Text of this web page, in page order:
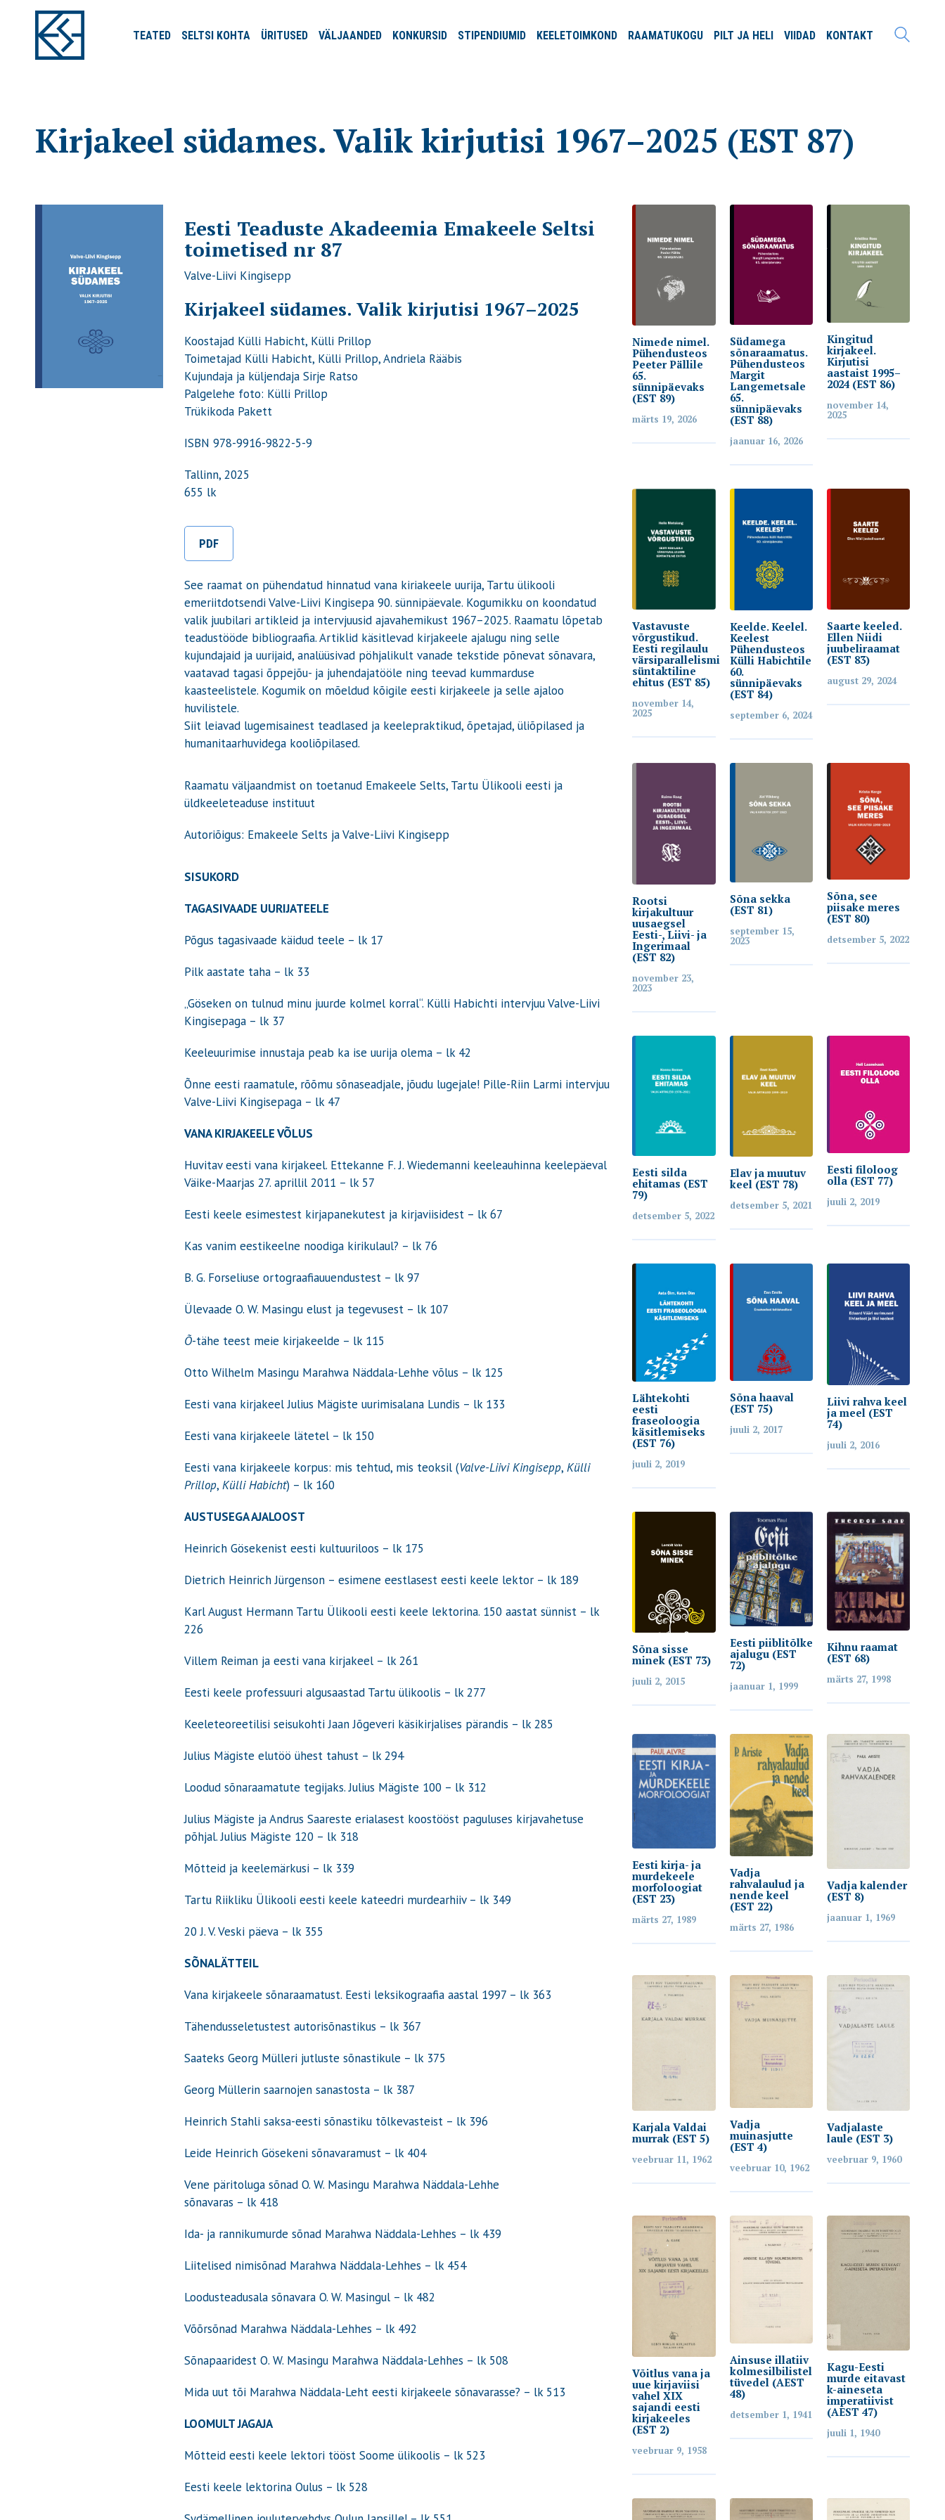
TEATED SELTSI KOHTA ÜRITUSED VÄLJAANDED KONKURSID STIPENDIUMID KEELETOIMKOND RAAMATUKOGU PILT JA HELI VIIDAD KONTAKT
Kirjakeel südames. Valik kirjutisi 1967–2025 (EST 87)
Eesti Teaduste Akadeemia Emakeele Seltsi
toimetised nr 87
Valve-Liivi Kingisepp
Kirjakeel südames. Valik kirjutisi 1967–2025
Koostajad Külli Habicht, Külli Prillop
Toimetajad Külli Habicht, Külli Prillop, Andriela Rääbis
Kujundaja ja küljendaja Sirje Ratso
Palgelehe foto: Külli Prillop
Trükikoda Pakett
ISBN 978-9916-9822-5-9
Tallinn, 2025
655 lk
PDF
See raamat on pühendatud hinnatud vana kiriakeele uurija, Tartu ülikooli
emeriitdotsendi Valve-Liivi Kingisepa 90. sünnipäevale. Kogumikku on koondatud
valik juubilari artikleid ja intervjuusid ajavahemikust 1967–2025. Raamatu lõpetab
teadustööde bibliograafia. Artiklid käsitlevad kirjakeele ajalugu ning selle
kujundajaid ja uurijaid, analüüsivad pöhjalikult vanade tekstide põnevat sõnavara,
vaatavad tagasi õppejõu- ja juhendajatööle ning teevad kummarduse
kaasteelistele. Kogumik on mõeldud kõigile eesti kirjakeele ja selle ajaloo
huvilistele.
Siit leiavad lugemisainest teadlased ja keelepraktikud, õpetajad, üliõpilased ja
humanitaarhuvidega kooliõpilased.
Raamatu väljaandmist on toetanud Emakeele Selts, Tartu Ülikooli eesti ja
üldkeeleteaduse instituut
Autoriõigus: Emakeele Selts ja Valve-Liivi Kingisepp
SISUKORD
TAGASIVAADE UURIJATEELE
Põgus tagasivaade käidud teele – lk 17
Pilk aastate taha – lk 33
„Göseken on tulnud minu juurde kolmel korral“. Külli Habichti intervjuu Valve-Liivi
Kingisepaga – lk 37
Keeleuurimise innustaja peab ka ise uurija olema – lk 42
Õnne eesti raamatule, rõõmu sõnaseadjale, jõudu lugejale! Pille-Riin Larmi intervjuu
Valve-Liivi Kingisepaga – lk 47
VANA KIRJAKEELE VÕLUS
Huvitav eesti vana kirjakeel. Ettekanne F. J. Wiedemanni keeleauhinna keelepäeval
Väike-Maarjas 27. aprillil 2011 – lk 57
Eesti keele esimestest kirjapanekutest ja kirjaviisidest – lk 67
Kas vanim eestikeelne noodiga kirikulaul? – lk 76
B. G. Forseliuse ortograafiauuendustest – lk 97
Ülevaade O. W. Masingu elust ja tegevusest – lk 107
Õ-tähe teest meie kirjakeelde – lk 115
Otto Wilhelm Masingu Marahwa Näddala-Lehhe võlus – lk 125
Eesti vana kirjakeel Julius Mägiste uurimisalana Lundis – lk 133
Eesti vana kirjakeele lätetel – lk 150
Eesti vana kirjakeele korpus: mis tehtud, mis teoksil (Valve-Liivi Kingisepp,Külli
Prillop,Külli Habicht) – lk 160
AUSTUSEGA AJALOOST
Heinrich Gösekenist eesti kultuuriloos – lk 175
Dietrich Heinrich Jürgenson – esimene eestlasest eesti keele lektor – lk 189
Karl August Hermann Tartu Ülikooli eesti keele lektorina. 150 aastat sünnist – lk
226
Villem Reiman ja eesti vana kirjakeel – lk 261
Eesti keele professuuri algusaastad Tartu ülikoolis – lk 277
Keeleteoreetilisi seisukohti Jaan Jõgeveri käsikirjalises pärandis – lk 285
Julius Mägiste elutöö ühest tahust – lk 294
Loodud sõnaraamatute tegijaks. Julius Mägiste 100 – lk 312
Julius Mägiste ja Andrus Saareste erialasest koostööst paguluses kirjavahetuse
põhjal. Julius Mägiste 120 – lk 318
Mõtteid ja keelemärkusi – lk 339
Tartu Riikliku Ülikooli eesti keele kateedri murdearhiiv – lk 349
20 J. V. Veski päeva – lk 355
SÕNALÄTTEIL
Vana kirjakeele sõnaraamatust. Eesti leksikograafia aastal 1997 – lk 363
Tähendusseletustest autorisõnastikus – lk 367
Saateks Georg Mülleri jutluste sõnastikule – lk 375
Georg Müllerin saarnojen sanastosta – lk 387
Heinrich Stahli saksa-eesti sõnastiku tõlkevasteist – lk 396
Leide Heinrich Gösekeni sõnavaramust – lk 404
Vene päritoluga sõnad O. W. Masingu Marahwa Näddala-Lehhe
sõnavaras – lk 418
Ida- ja rannikumurde sõnad Marahwa Näddala-Lehhes – lk 439
Liitelised nimisõnad Marahwa Näddala-Lehhes – lk 454
Loodusteadusala sõnavara O. W. Masingul – lk 482
Võõrsõnad Marahwa Näddala-Lehhes – lk 492
Sõnapaaridest О. W. Masingu Marahwa Näddala-Lehhes – lk 508
Mida uut tõi Marahwa Näddala-Leht eesti kirjakeele sõnavarasse? – lk 513
LOOMULT JAGAJA
Mõtteid eesti keele lektori tööst Soome ülikoolis – lk 523
Eesti keele lektorina Oulus – lk 528
Nimede nimel.
Pühendusteos
Peeter Pällile
65.
sünnipäevaks
(EST 89)
märts 19, 2026
Südamega
sõnaraamatus.
Pühendusteos
Margit
Langemetsale
65.
sünnipäevaks
(EST 88)
jaanuar 16, 2026
Kingitud
kirjakeel.
Kirjutisi
aastaist 1995–
2024 (EST 86)
november 14,
2025
Vastavuste
võrgustikud.
Eesti regilaulu
värsiparallelismi
süntaktiline
ehitus (EST 85)
november 14,
2025
Keelde. Keelel.
Keelest
Pühendusteos
Külli Habichtile
60.
sünnipäevaks
(EST 84)
september 6, 2024
Saarte keeled.
Ellen Niidi
juubeliraamat
(EST 83)
august 29, 2024
Rootsi
kirjakultuur
uusaegsel
Eesti-, Liivi- ja
Ingerimaal
(EST 82)
november 23,
2023
Sõna sekka
(EST 81)
september 15,
2023
Sõna, see
piisake meres
(EST 80)
detsember 5, 2022
Eesti silda
ehitamas (EST
79)
detsember 5, 2022
Elav ja muutuv
keel (EST 78)
detsember 5, 2021
Eesti filoloog
olla (EST 77)
juuli 2, 2019
Lähtekohti
eesti
fraseoloogia
käsitlemiseks
(EST 76)
juuli 2, 2019
Sõna haaval
(EST 75)
juuli 2, 2017
Liivi rahva keel
ja meel (EST
74)
juuli 2, 2016
Sõna sisse
minek (EST 73)
juuli 2, 2015
Eesti piiblitõlke
ajalugu (EST
72)
jaanuar 1, 1999
Kihnu raamat
(EST 68)
märts 27, 1998
Eesti kirja- ja
murdekeele
morfoloogiat
(EST 23)
märts 27, 1989
Vadja
rahvalaulud ja
nende keel
(EST 22)
märts 27, 1986
Vadja kalender
(EST 8)
jaanuar 1, 1969
Karjala Valdai
murrak (EST 5)
veebruar 11, 1962
Vadja
muinasjutte
(EST 4)
veebruar 10, 1962
Vadjalaste
laule (EST 3)
veebruar 9, 1960
Võitlus vana ja
uue kirjaviisi
vahel XIX
sajandi eesti
kirjakeeles
(EST 2)
veebruar 9, 1958
Ainsuse illatiiv
kolmesilbilistel
tüvedel (AEST
48)
detsember 1, 1941
Kagu-Eesti
murde eitavast
k-aineseta
imperatiivist
(AEST 47)
juuli 1, 1940